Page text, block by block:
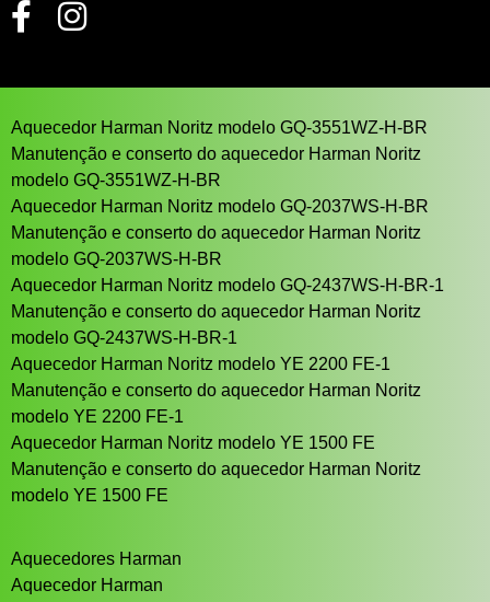
Aquecedor Harman Noritz modelo GQ-3551WZ-H-BR
Manutenção e conserto do aquecedor Harman Noritz
modelo GQ-3551WZ-H-BR
Aquecedor Harman Noritz modelo GQ-2037WS-H-BR
Manutenção e conserto do aquecedor Harman Noritz
modelo GQ-2037WS-H-BR
Aquecedor Harman Noritz modelo GQ-2437WS-H-BR-1
Manutenção e conserto do aquecedor Harman Noritz
modelo GQ-2437WS-H-BR-1
Aquecedor Harman Noritz modelo YE 2200 FE-1
Manutenção e conserto do aquecedor Harman Noritz
modelo YE 2200 FE-1
Aquecedor Harman Noritz modelo YE 1500 FE
Manutenção e conserto do aquecedor Harman Noritz
modelo YE 1500 FE
Aquecedores Harman
Aquecedor Harman